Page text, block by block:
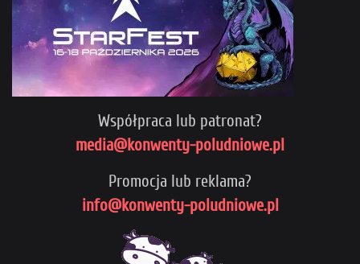
Współpraca lub patronat?
media@konwenty-poludniowe.pl
Promocja lub reklama?
info@konwenty-poludniowe.pl